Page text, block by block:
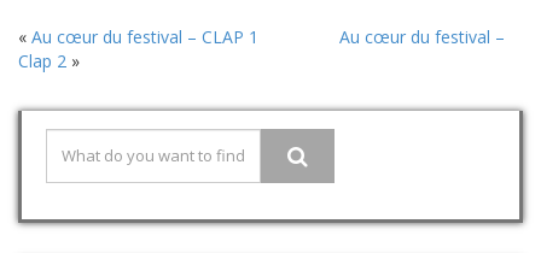
« Au cœur du festival – CLAP 1
Au cœur du festival –
Clap 2 »